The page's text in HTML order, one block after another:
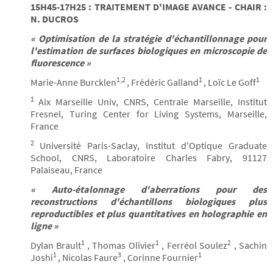
15H45-17H25 : TRAITEMENT D'IMAGE AVANCE - CHAIR :
N. DUCROS
« Optimisation de la stratégie d'échantillonnage pour
l'estimation de surfaces biologiques en microscopie de
fluorescence »
Marie-Anne Burcklen1,2 , Frédéric Galland1 , Loïc Le Goff1
1 Aix Marseille Univ, CNRS, Centrale Marseille, Institut
Fresnel, Turing Center for Living Systems, Marseille,
France
2 Université Paris-Saclay, Institut d'Optique Graduate
School, CNRS, Laboratoire Charles Fabry, 91127
Palaiseau, France
« Auto-étalonnage d'aberrations pour des
reconstructions d'échantillons biologiques plus
reproductibles et plus quantitatives en holographie en
ligne »
Dylan Brault1 , Thomas Olivier1, Ferréol Soulez2 , Sachin
Joshi1 , Nicolas Faure3 , Corinne Fournier1